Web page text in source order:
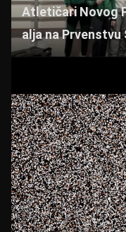
Atletičari Novog
alja na Prvenstvu